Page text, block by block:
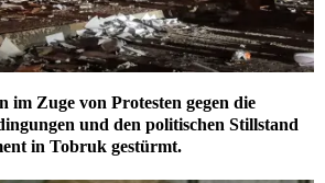
im Zuge von Protesten gegen die
und den politischen Stillstand
in Tobruk gestürmt.